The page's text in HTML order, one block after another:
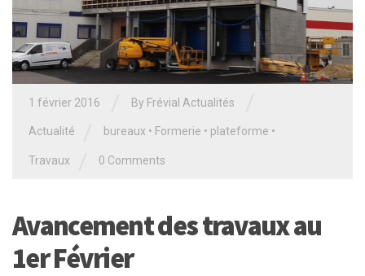
1 février 2016 By Frévial Actualités
Actualité bureaux • Formerie • plateforme •
Travaux 0 Comments
Avancement des travaux au
1er Février